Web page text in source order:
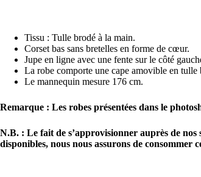
Tissu : Tulle brodé à la main.
Corset bas sans bretelles en forme de cœur.
Jupe en ligne avec une fente sur le côté
La robe comporte une cape amovible en tulle
Le mannequin mesure 176 cm.
Remarque : Les robes présentées dans le
N.B. : Le fait de s’approvisionner auprès de nos
disponibles, nous nous assurons de consommer